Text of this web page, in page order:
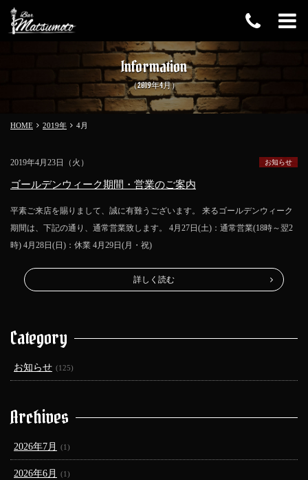
Information
（2019年4月）
HOME 2019年 4月
2019年4月23日（火） お知らせ
ゴールデンウィーク期間・営業のご案内
平素ご来店を賜りまして、誠に有難うございます。 来るゴールデンウィーク
期間は、下記の通り、通常営業致します。 4月27日(土)：通常営業(18時～翌2
時) 4月28日(日)：休業 4月29日(月・祝)
詳しく読む
Category
お知らせ (125)
Archives
2026年7月 (1)
2026年6月 (1)